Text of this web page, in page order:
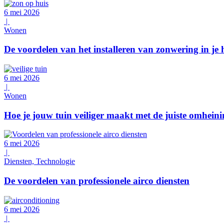
6 mei 2026
|
Wonen
De voordelen van het installeren van zonwering in je
6 mei 2026
|
Wonen
Hoe je jouw tuin veiliger maakt met de juiste
6 mei 2026
|
Diensten, Technologie
De voordelen van professionele airco diensten
6 mei 2026
|